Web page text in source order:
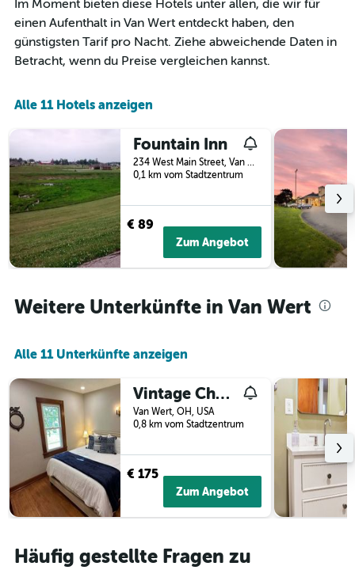
Achse,
die
die
Monate
Diagramm
Achse,
die
den
durchschnittlichen
Zimmerpreis
anzeigt.
Im Moment bieten diese Hotels unter allen, die wir für
einen Aufenthalt in Van Wert entdeckt haben, den
günstigsten Tarif pro Nacht. Ziehe abweichende Daten in
Betracht, wenn du Preise vergleichen kannst.
Alle 11 Hotels anzeigen
Fountain Inn
234 West Main Street, Van Wert, OH, USA
0,1 km vom Stadtzentrum
€ 89
Zum Angebot
Weitere Unterkünfte in Van Wert
Alle 11 Unterkünfte anzeigen
Vintage Charm On Elson Ave
Van Wert, OH, USA
0,8 km vom Stadtzentrum
€ 175
Zum Angebot
Häufig gestellte Fragen zu